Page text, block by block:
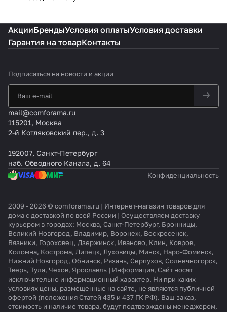
АкцииБрендыУсловия оплатыУсловия доставки
Гарантия на товарКонтакты
Подписаться на новости и акции
mail@comforama.ru
115201, Москва
2-й Котляковский пер., д. 3
192007, Санкт-Петербург
наб. Обводного Канала, д. 64
Конфиденциальность
2009 - 2026 © comforama.ru | Интернет-магазин товаров для
дома с доставкой по всей России | Осуществляем доставку
курьером в городах: Москва, Санкт-Петербург, Бронницы,
Великий Новгород, Владимир, Воронеж, Воскресенск,
Вязники, Гороховец, Дзержинск, Иваново, Клин, Ковров,
Коломна, Кострома, Липецк, Луховицы, Минск, Наро-Фоминск,
Нижний Новгород, Обнинск, Рязань, Серпухов, Солнечногорск,
Тверь, Тула, Чехов, Ярославль | Информация, Сайт носят
исключительно информационный характер. Ни при каких
условиях цены, размещенные на сайте, не являются публичной
офертой (положения Статей 435 и 437 ГК РФ). Ваш заказ,
стоимость и наличие товара, будут подтверждены менеджером,